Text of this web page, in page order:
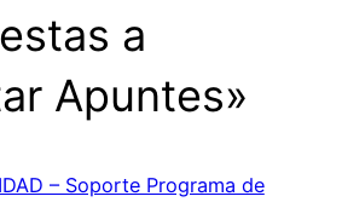
a
Apuntes»
– Soporte Programa de